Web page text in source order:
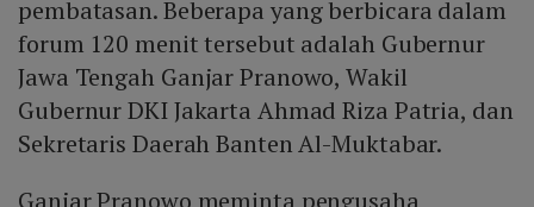
pembatasan. Beberapa yang berbicara dalam
forum 120 menit tersebut adalah Gubernur
Jawa Tengah Ganjar Pranowo, Wakil
Gubernur DKI Jakarta Ahmad Riza Patria, dan
Sekretaris Daerah Banten Al-Muktabar.
Ganjar Pranowo meminta pengusaha